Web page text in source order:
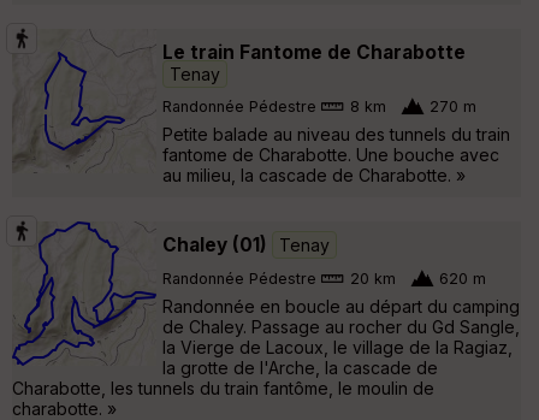
Le train Fantome de Charabotte
Tenay
Randonnée Pédestre 8 km 270 m
Petite balade au niveau des tunnels du train
fantome de Charabotte. Une bouche avec
au milieu, la cascade de Charabotte. »
Chaley (01) Tenay
Randonnée Pédestre 20 km 620 m
Randonnée en boucle au départ du camping
de Chaley. Passage au rocher du Gd Sangle,
la Vierge de Lacoux, le village de la Ragiaz,
la grotte de l'Arche, la cascade de
Charabotte, les tunnels du train fantôme, le moulin de
charabotte. »